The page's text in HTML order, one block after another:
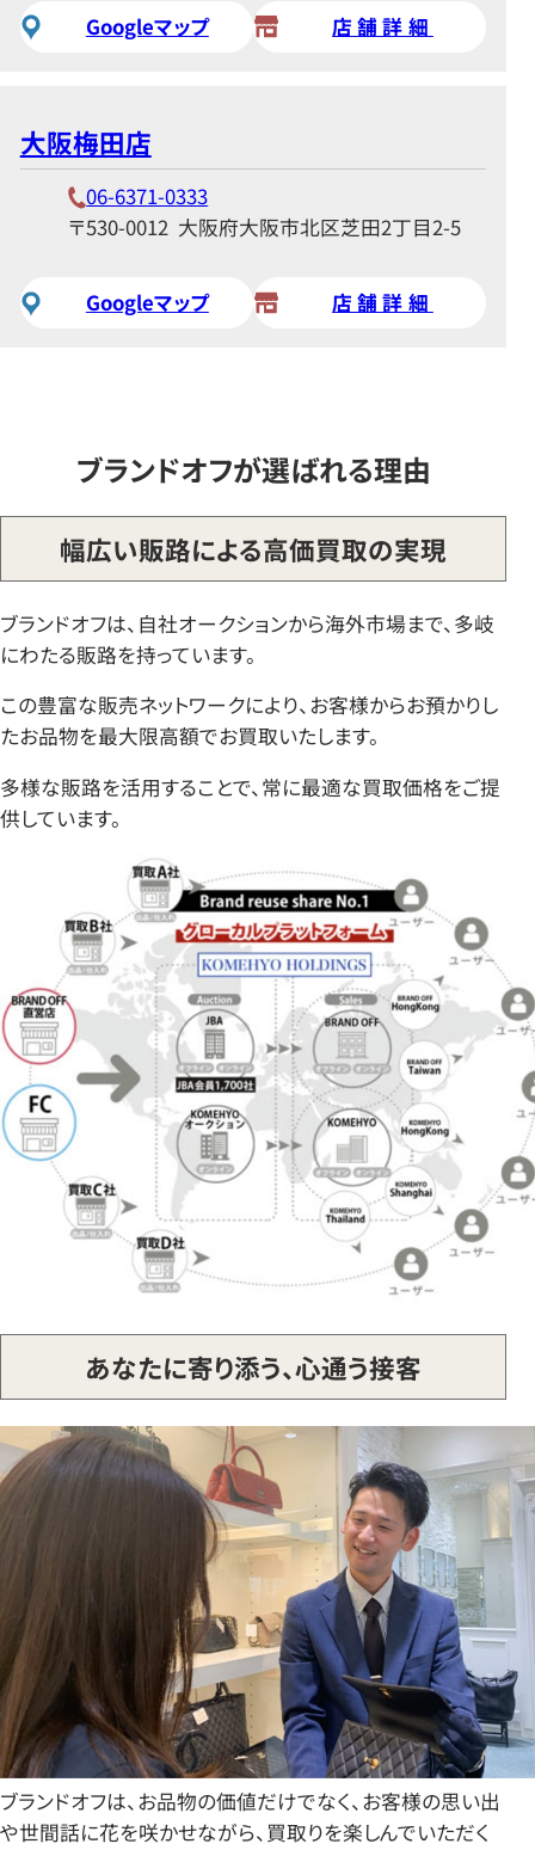
Googleマップ 店舗詳細
大阪梅田店
06-6371-0333
〒530-0012 大阪府大阪市北区芝田2丁目2-5
Googleマップ 店舗詳細
ブランドオフが選ばれる理由
幅広い販路による高価買取の実現
ブランドオフは、自社オークションから海外市場まで、多岐
にわたる販路を持っています。
この豊富な販売ネットワークにより、お客様からお預かりし
たお品物を最大限高額でお買取いたします。
多様な販路を活用することで、常に最適な買取価格をご提
供しています。
あなたに寄り添う、心通う接客
ブランドオフは、お品物の価値だけでなく、お客様の思い出
や世間話に花を咲かせながら、買取りを楽しんでいただく